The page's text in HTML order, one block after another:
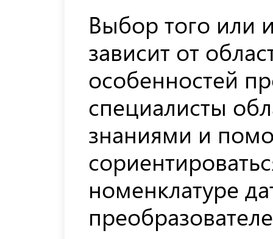
Выбор того или
зависит от
особенностей
специалисты
знаниями и
номенклатуре